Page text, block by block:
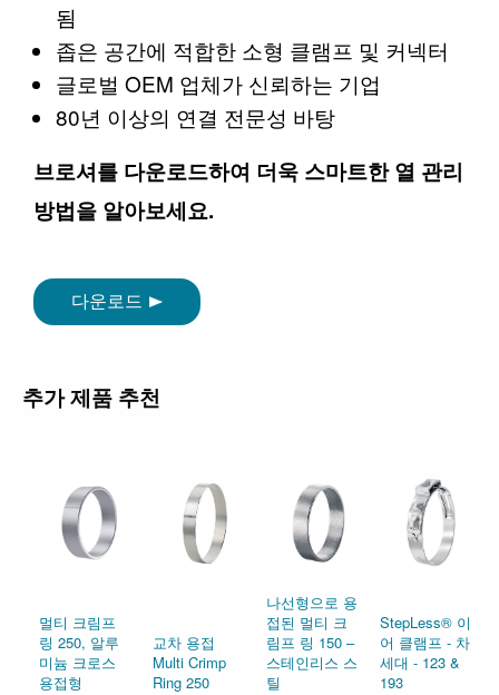
됨
좁은 공간에 적합한 소형 클램프 및 커넥터
글로벌 OEM 업체가 신뢰하는 기업
80년 이상의 연결 전문성 바탕
브로셔를 다운로드하여 더욱 스마트한 열 관리
방법을 알아보세요.
다운로드
추가 제품 추천
멀티 크림프
링 250, 알루
미늄 크로스
용접형
교차 용접
Multi Crimp
Ring 250
나선형으로 용
접된 멀티 크
림프 링 150 –
스테인리스 스
틸
StepLess® 이
어 클램프 - 차
세대 - 123 &
193